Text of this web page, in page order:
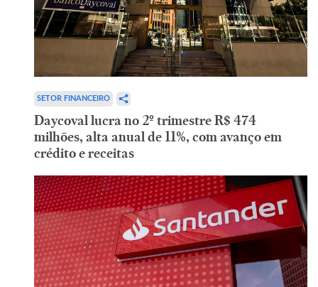
SETOR FINANCEIRO
Daycoval lucra no 2º trimestre R$ 474
milhões, alta anual de 11%, com avanço em
crédito e receitas